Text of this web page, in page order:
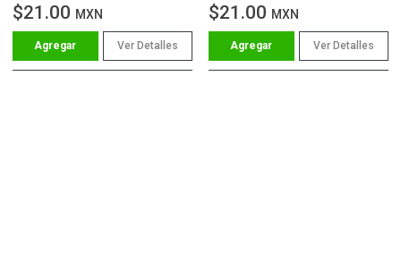
$21.00 MXN
Ver Detalles
$21.00 MXN
Ver Detalles